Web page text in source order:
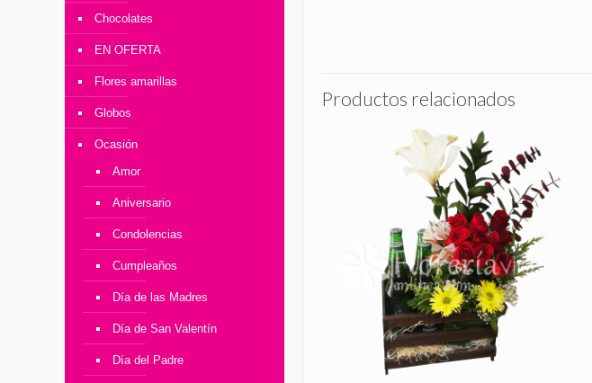
Productos relacionados
Chocolates
EN OFERTA
Flores amarillas
Globos
Ocasión
Amor
Aniversario
Condolencias
Cumpleaños
Día de las Madres
Día de San Valentín
Día del Padre